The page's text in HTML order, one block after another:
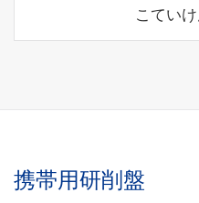
こてい
携帯用研削盤